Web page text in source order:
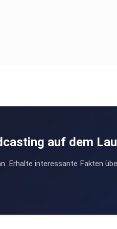
kabbeln.
erlebt schon bei der
nervtötend die
frühere Leichtigkeit gepaart
soll, die Vorfreude, die
ist zunehmend gewichen
auf dem
Erhalte interessante Fakten